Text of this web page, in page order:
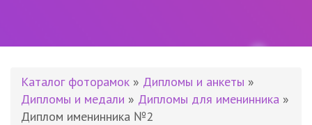
Каталог фоторамок » Дипломы и анкеты »
Дипломы и медали » Дипломы для именинника »
Диплом именинника №2